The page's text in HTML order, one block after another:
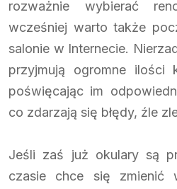
rozważnie wybierać
wcześniej warto także
salonie w Internecie.
przyjmują ogromne ilości
poświęcając im
co zdarzają się błędy, źle
Jeśli zaś już okulary są
czasie chce się zmienić